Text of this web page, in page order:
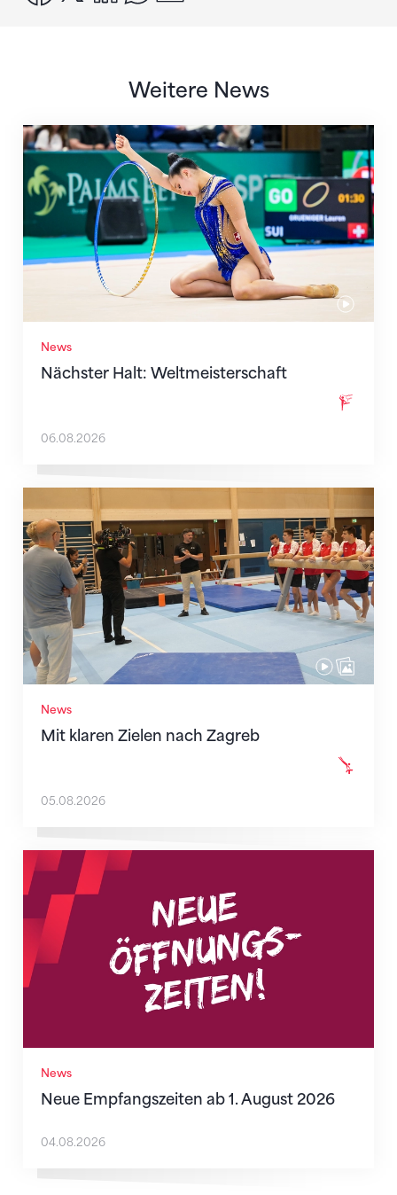
Weitere News
News
Nächster Halt: Weltmeisterschaft
Nächster Halt: Weltmeisterschaft
06.08.2026
News
Mit klaren Zielen nach Zagreb
Mit klaren Zielen nach Zagreb
05.08.2026
News
Neue Empfangszeiten ab 1. August 2026
Neue Empfangszeiten ab 1. August 2026
04.08.2026